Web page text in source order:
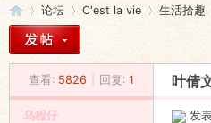
»
论坛
›
C'est la vie 生活拾趣
›
查看: 5826 回复: 1 叶倩
乌程仔 发